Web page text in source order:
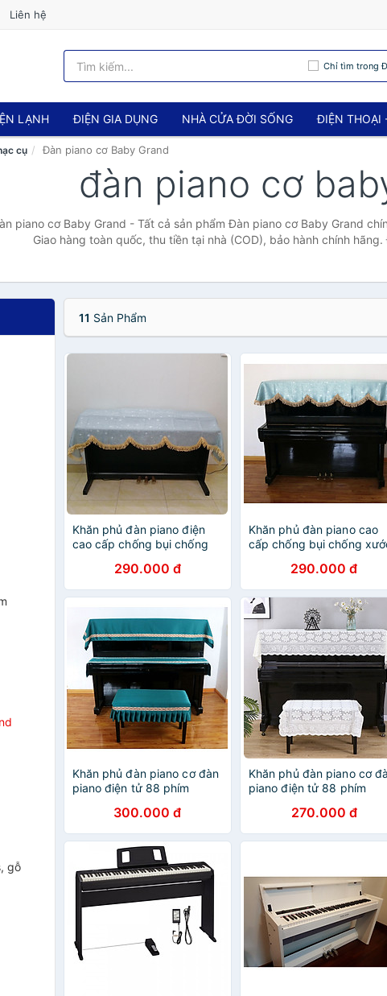
Liên hệ
Chỉ tìm trong
LẠNH ĐIỆN GIA DỤNG NHÀ CỬA ĐỜI SỐNG ĐIỆN THOẠI
cụ Đàn piano cơ Baby Grand
đàn piano cơ
piano cơ Baby Grand - Tất cả sản phẩm Đàn piano cơ Baby Grand
Giao hàng toàn quốc, thu tiền tại nhà (COD), bảo hành chính
gỗ
11 Sản Phẩm
Khăn phủ đàn piano điện
cao cấp chống bụi chống
đàn điện290.000 đ
Khăn phủ đàn piano cao
cấp chống bụi chống
piano điện và đàn cơ
290.000 đ
Khăn phủ đàn piano cơ đàn
piano điện tử 88 phím
điển sang trọng chống bụi
chống xước - Hàng chính
hãng
300.000 đ
Khăn phủ đàn piano cơ
piano điện tử 88 phím
điển sang trọng chống bụi
chống xước - Hàng chính
hãng
270.000 đ